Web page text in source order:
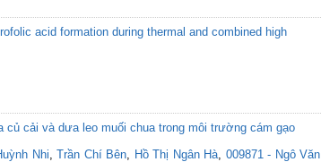
acid formation during thermal and combined high
cải và dưa leo muối chua trong môi trường cám gạo
Nhi,Trần Chí Bên, Hồ Thị Ngân Hà, 009871 - Ngô Văn